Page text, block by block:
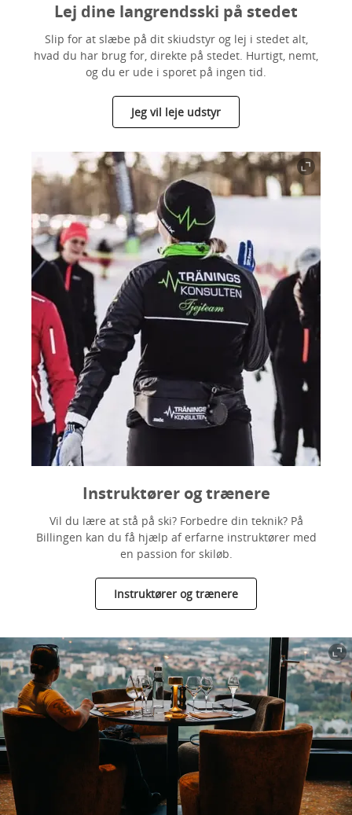
Lej dine langrendsski på stedet
Slip for at slæbe på dit skiudstyr og lej i stedet alt,
hvad du har brug for, direkte på stedet. Hurtigt, nemt,
og du er ude i sporet på ingen tid.
Jeg vil leje udstyr
Instruktører og trænere
Vil du lære at stå på ski? Forbedre din teknik? På
Billingen kan du få hjælp af erfarne instruktører med
en passion for skiløb.
Instruktører og trænere